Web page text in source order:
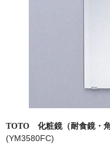
組合せ大便器セット
TOTO 化粧鏡（耐食鏡・
(YM3580FC)